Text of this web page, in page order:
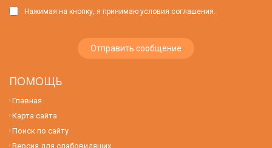
Нажимая на кнопку, я принимаю условия соглашения.
ПОМОЩЬ
Главная
Карта сайта
Поиск по сайту
Версия для слабовидящих